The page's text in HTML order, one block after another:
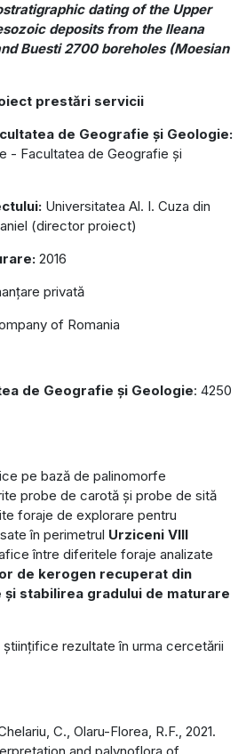
dating of the Upper
deposits from the Ileana
Buesti 2700 boreholes (Moesian
prestări servicii
de Geografie și Geologie:
- Facultatea de Geografie și
Universitatea Al. I. Cuza din
(director proiect)
2016
privată
of Romania
de Geografie și Geologie: 4250
pe bază de palinomorfe
probe de carotă și probe de sită
foraje de explorare pentru
în perimetrul Urziceni VIII
între diferitele foraje analizate
de kerogen recuperat din
stabilirea gradului de maturare
științifice rezultate în urma cercetării
C., Olaru-Florea, R.F., 2021.